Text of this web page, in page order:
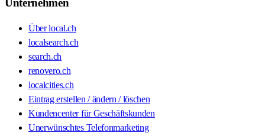
Unternehmen
Über local.ch
localsearch.ch
search.ch
renovero.ch
localcities.ch
Eintrag erstellen / ändern / löschen
Kundencenter für Geschäftskunden
Unerwünschtes Telefonmarketing